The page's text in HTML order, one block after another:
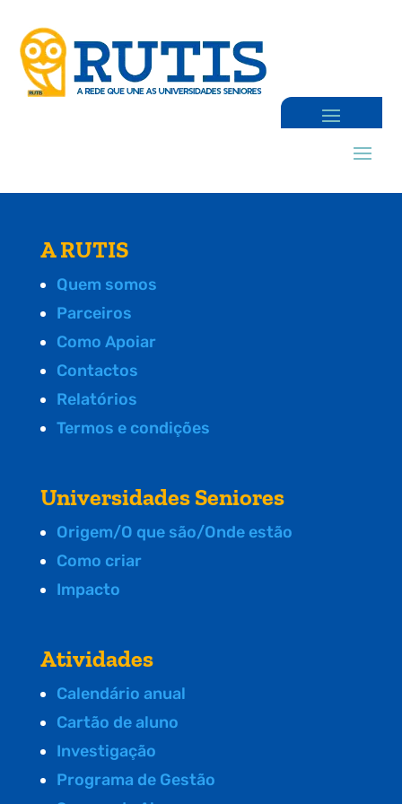
A RUTIS
Quem somos
Parceiros
Como Apoiar
Contactos
Relatórios
Termos e condições
Universidades Seniores
Origem/O que são/Onde estão
Como criar
Impacto
Atividades
Calendário anual
Cartão de aluno
Investigação
Programa de Gestão